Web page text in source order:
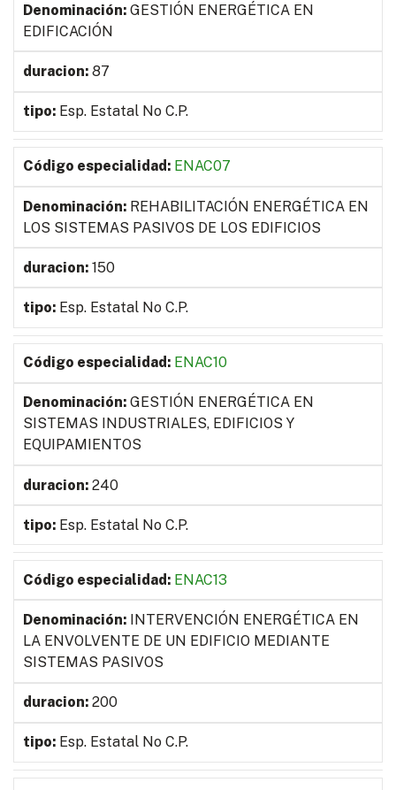
GESTIÓN ENERGÉTICA EN
EDIFICACIÓN
87
Esp. Estatal No C.P.
ENAC07
REHABILITACIÓN ENERGÉTICA EN
LOS SISTEMAS PASIVOS DE LOS EDIFICIOS
150
Esp. Estatal No C.P.
ENAC10
GESTIÓN ENERGÉTICA EN
SISTEMAS INDUSTRIALES, EDIFICIOS Y
EQUIPAMIENTOS
240
Esp. Estatal No C.P.
ENAC13
INTERVENCIÓN ENERGÉTICA EN
LA ENVOLVENTE DE UN EDIFICIO MEDIANTE
SISTEMAS PASIVOS
200
Esp. Estatal No C.P.